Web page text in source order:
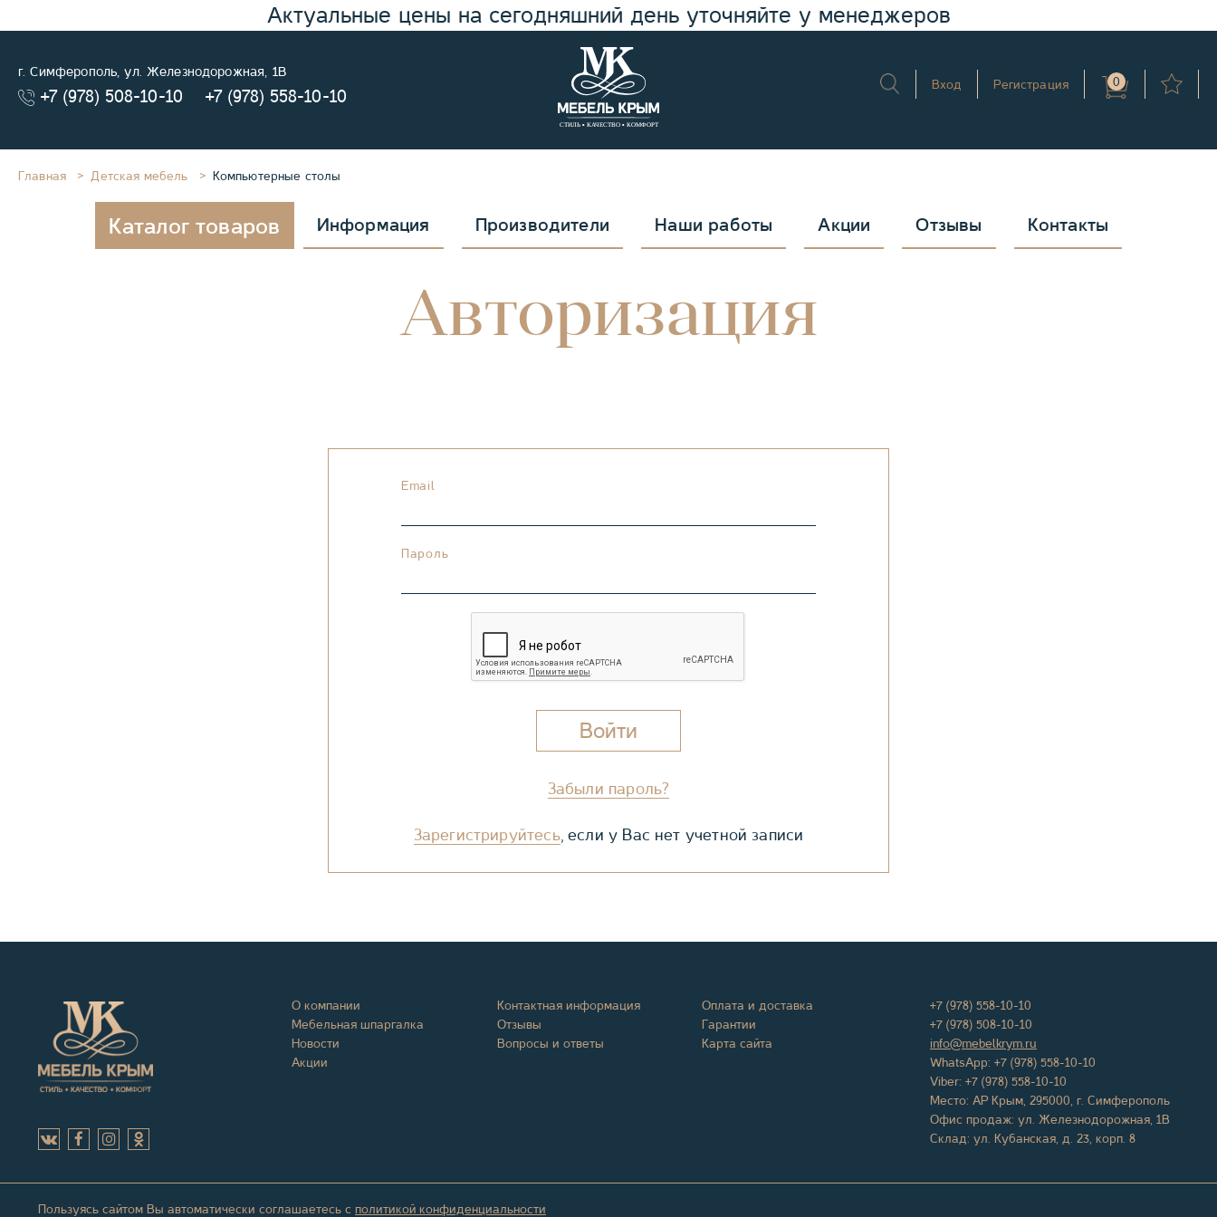
Актуальные цены на сегодняшний день уточняйте у менеджеров
г. Симферополь, ул. Железнодорожная, 1В
+7 (978) 508-10-10 +7 (978) 558-10-10
Вход Регистрация 0
Главная Детская мебель Компьютерные столы
Каталог товаров Информация Производители Наши работы Акции Отзывы Контакты
Авторизация
Email
Пароль
Забыли пароль?
Зарегистрируйтесь, если у Вас нет учетной записи
О компании
Мебельная шпаргалка
Новости
Акции
Контактная информация
Отзывы
Вопросы и ответы
Оплата и доставка
Гарантии
Карта сайта
+7 (978) 558-10-10
+7 (978) 508-10-10
info@mebelkrym.ru
WhatsApp: +7 (978) 558-10-10
Viber: +7 (978) 558-10-10
Место: АР Крым 295000 , г. Симферополь
Офис продаж: ул. Железнодорожная, 1В
Склад: ул. Кубанская, д. 23, корп. 8
Пользуясь сайтом Вы автоматически соглашаетесь с политикой конфиденциальности